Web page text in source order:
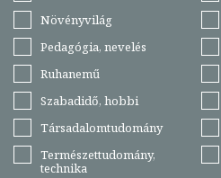
Növényvilág
Pedagógia, nevelés
Ruhanemű
Szabadidő, hobbi
Társadalomtudomány
Természettudomány,
technika